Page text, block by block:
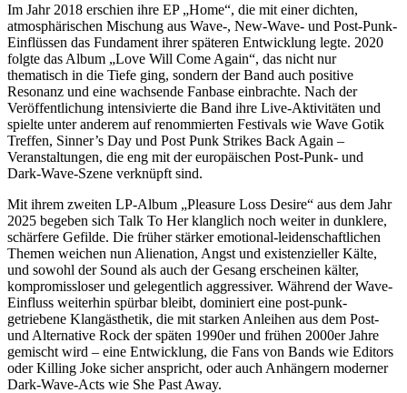
Im Jahr 2018 erschien ihre EP „Home“, die mit einer dichten,
atmosphärischen Mischung aus Wave-, New-Wave- und Post-Punk-
Einflüssen das Fundament ihrer späteren Entwicklung legte. 2020
folgte das Album „Love Will Come Again“, das nicht nur
thematisch in die Tiefe ging, sondern der Band auch positive
Resonanz und eine wachsende Fanbase einbrachte. Nach der
Veröffentlichung intensivierte die Band ihre Live-Aktivitäten und
spielte unter anderem auf renommierten Festivals wie Wave Gotik
Treffen, Sinner’s Day und Post Punk Strikes Back Again –
Veranstaltungen, die eng mit der europäischen Post-Punk- und
Dark-Wave-Szene verknüpft sind.
Mit ihrem zweiten LP-Album „Pleasure Loss Desire“ aus dem Jahr
2025 begeben sich Talk To Her klanglich noch weiter in dunklere,
schärfere Gefilde. Die früher stärker emotional-leidenschaftlichen
Themen weichen nun Alienation, Angst und existenzieller Kälte,
und sowohl der Sound als auch der Gesang erscheinen kälter,
kompromissloser und gelegentlich aggressiver. Während der Wave-
Einfluss weiterhin spürbar bleibt, dominiert eine post-punk-
getriebene Klangästhetik, die mit starken Anleihen aus dem Post-
und Alternative Rock der späten 1990er und frühen 2000er Jahre
gemischt wird – eine Entwicklung, die Fans von Bands wie Editors
oder Killing Joke sicher anspricht, oder auch Anhängern moderner
Dark-Wave-Acts wie She Past Away.